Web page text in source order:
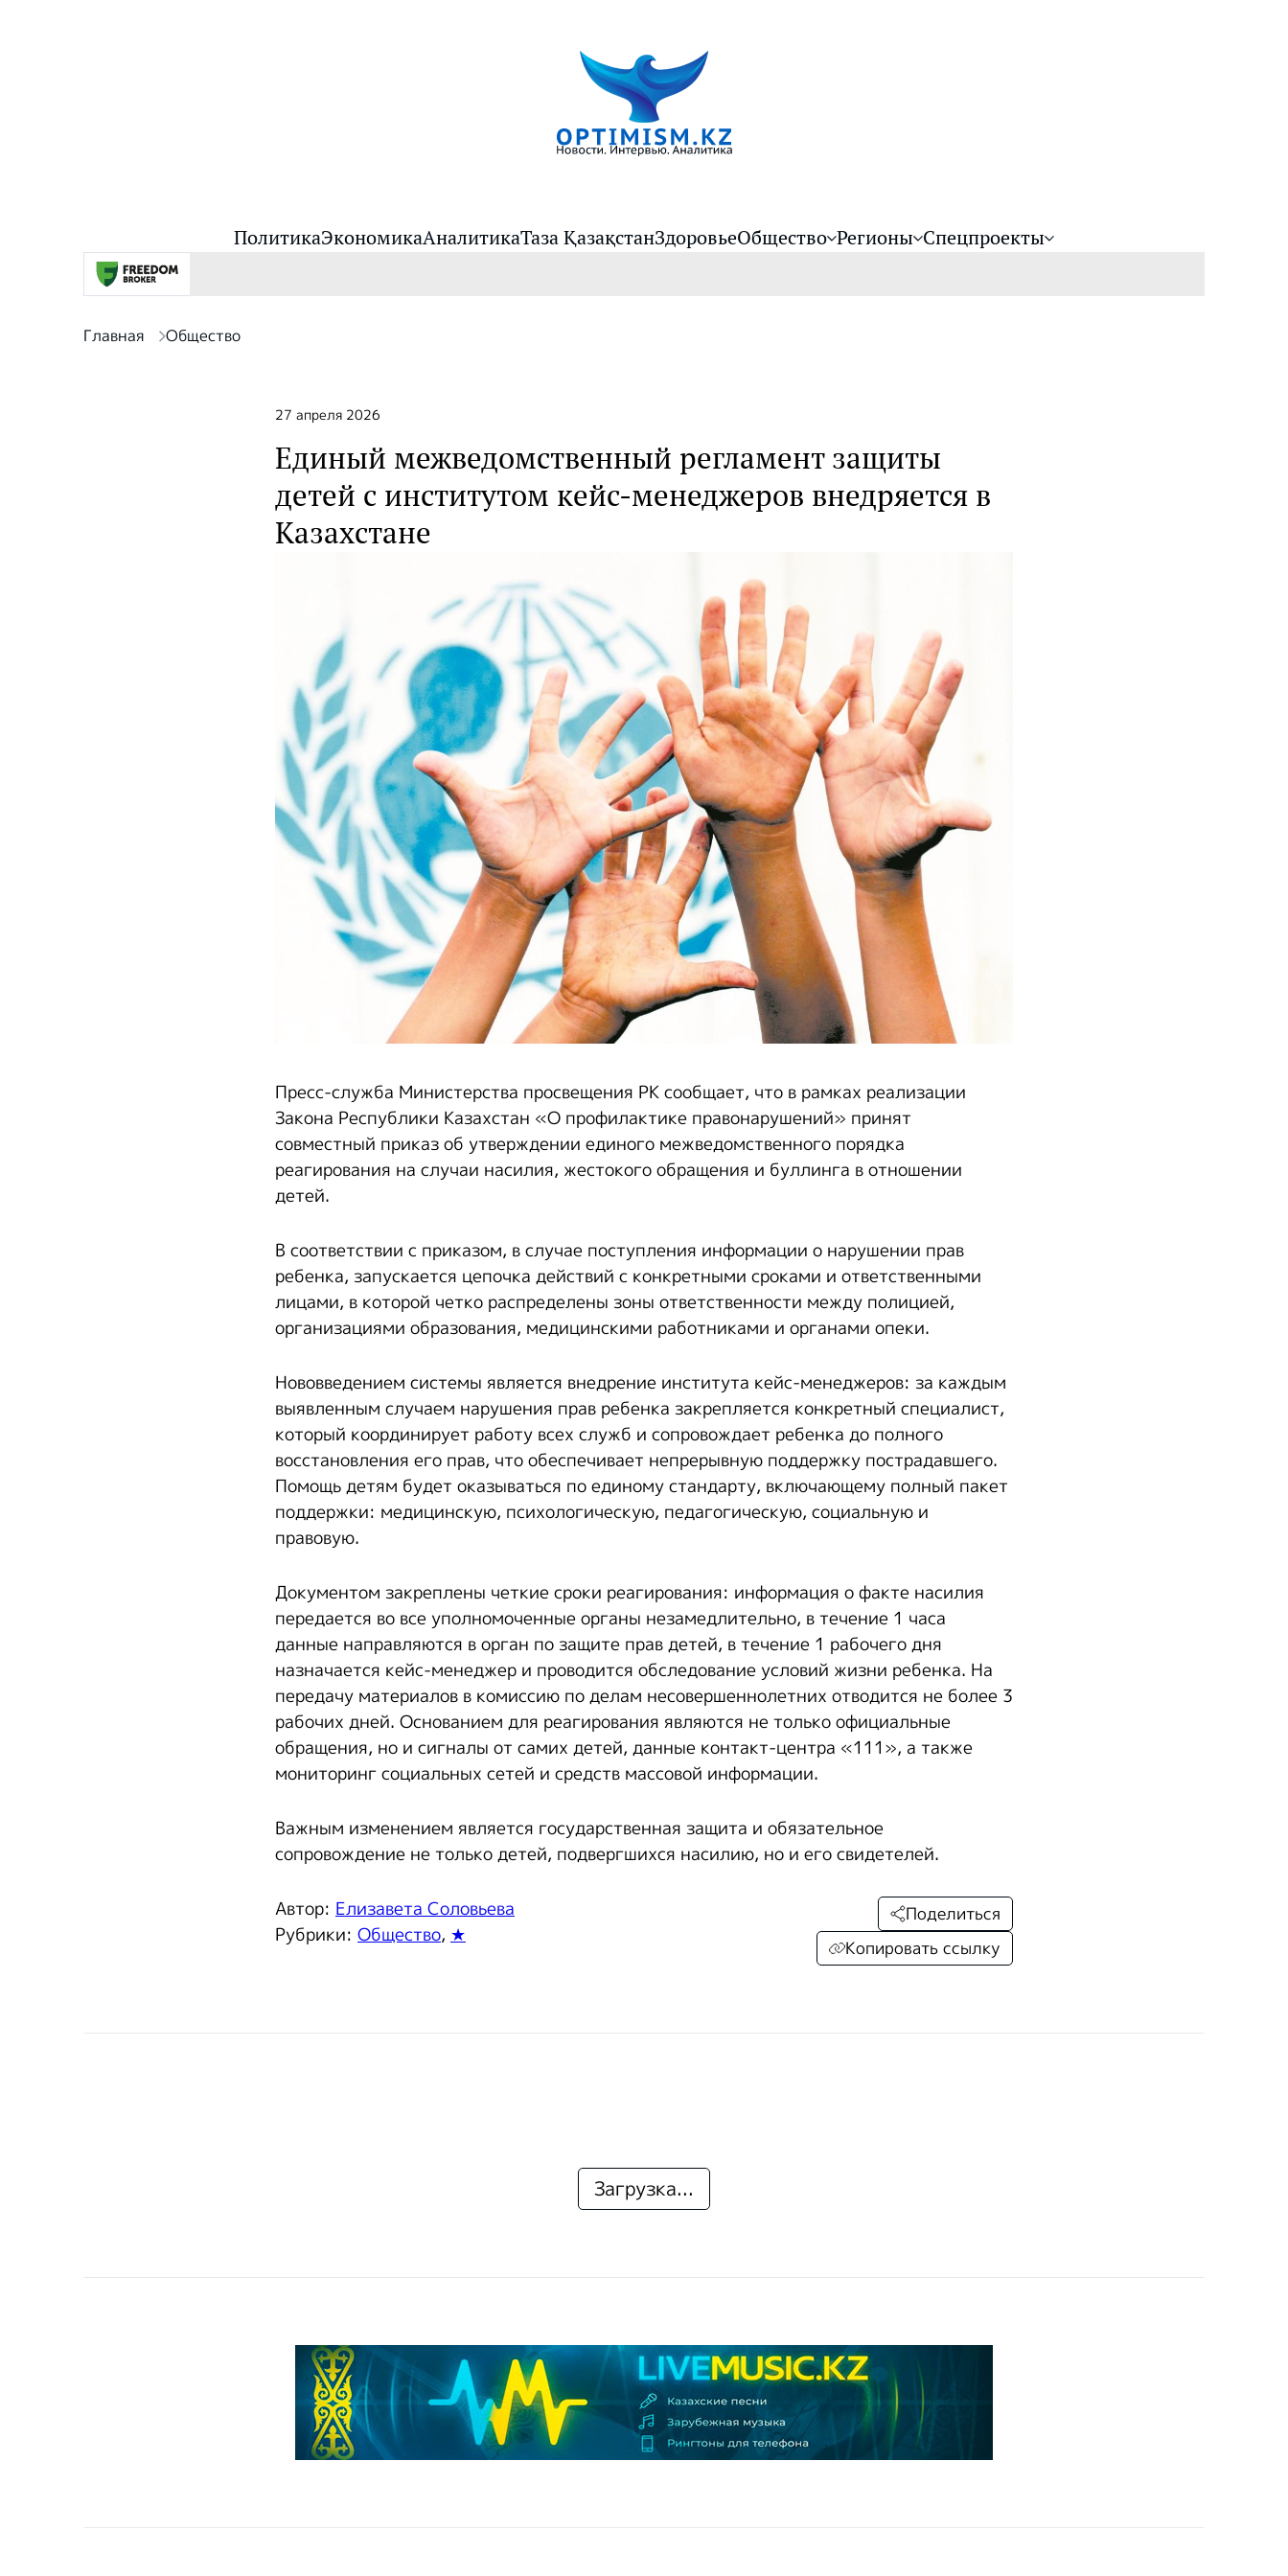
ПолитикаЭкономикаАналитикаТаза ҚазақстанЗдоровьеОбщество Регионы Спецпроекты
Главная Общество
27 апреля 2026
Единый межведомственный регламент защиты
детей с институтом кейс-менеджеров внедряется в
Казахстане
Пресс-служба Министерства просвещения РК сообщает, что в рамках реализации
Закона Республики Казахстан «О профилактике правонарушений» принят
совместный приказ об утверждении единого межведомственного порядка
реагирования на случаи насилия, жестокого обращения и буллинга в отношении
детей.
В соответствии с приказом, в случае поступления информации о нарушении прав
ребенка, запускается цепочка действий с конкретными сроками и ответственными
лицами, в которой четко распределены зоны ответственности между полицией,
организациями образования, медицинскими работниками и органами опеки.
Нововведением системы является внедрение института кейс-менеджеров: за каждым
выявленным случаем нарушения прав ребенка закрепляется конкретный специалист,
который координирует работу всех служб и сопровождает ребенка до полного
восстановления его прав, что обеспечивает непрерывную поддержку пострадавшего.
Помощь детям будет оказываться по единому стандарту, включающему полный пакет
поддержки: медицинскую, психологическую, педагогическую, социальную и
правовую.
Документом закреплены четкие сроки реагирования: информация о факте насилия
передается во все уполномоченные органы незамедлительно, в течение 1 часа
данные направляются в орган по защите прав детей, в течение 1 рабочего дня
назначается кейс-менеджер и проводится обследование условий жизни ребенка. На
передачу материалов в комиссию по делам несовершеннолетних отводится не более 3
рабочих дней. Основанием для реагирования являются не только официальные
обращения, но и сигналы от самих детей, данные контакт-центра «111», а также
мониторинг социальных сетей и средств массовой информации.
Важным изменением является государственная защита и обязательное
сопровождение не только детей, подвергшихся насилию, но и его свидетелей.
Автор: Елизавета Соловьева
Рубрики: Общество, ★
Поделиться
Копировать ссылку
Загрузка...